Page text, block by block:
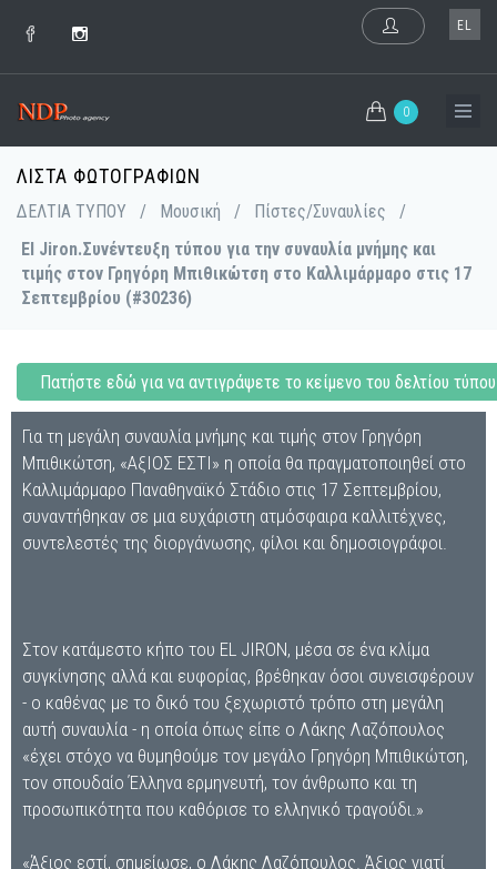
EL
0
ΛΊΣΤΑ ΦΩΤΟΓΡΑΦΙΏΝ
ΔΕΛΤΙΑ ΤΥΠΟΥ / Μουσική / Πίστες/Συναυλίες
/
El Jiron.Συνέντευξη τύπου για την συναυλία μνήμης και
τιμής στον Γρηγόρη Μπιθικώτση στο Καλλιμάρμαρο στις 17
Σεπτεμβρίου (#30236)
Πατήστε εδώ για να αντιγράψετε το κείμενο του δελτίου τύπου
Για τη μεγάλη συναυλία μνήμης και τιμής στον Γρηγόρη
Μπιθικώτση, «ΑξΙΟΣ ΕΣΤΙ» η οποία θα πραγματοποιηθεί στο
Καλλιμάρμαρο Παναθηναϊκό Στάδιο στις 17 Σεπτεμβρίου,
συναντήθηκαν σε μια ευχάριστη ατμόσφαιρα καλλιτέχνες,
συντελεστές της διοργάνωσης, φίλοι και δημοσιογράφοι.
Στον κατάμεστο κήπο του EL JIRON, μέσα σε ένα κλίμα
συγκίνησης αλλά και ευφορίας, βρέθηκαν όσοι συνεισφέρουν
- ο καθένας με το δικό του ξεχωριστό τρόπο στη μεγάλη
αυτή συναυλία - η οποία όπως είπε ο Λάκης Λαζόπουλος
«έχει στόχο να θυμηθούμε τον μεγάλο Γρηγόρη Μπιθικώτση,
τον σπουδαίο Έλληνα ερμηνευτή, τον άνθρωπο και τη
προσωπικότητα που καθόρισε το ελληνικό τραγούδι.»
«Άξιος εστί, σημείωσε, ο Λάκης Λαζόπουλος. Άξιος γιατί